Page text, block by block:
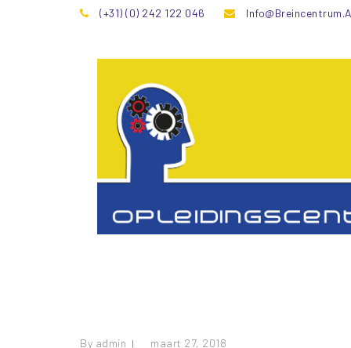
(+31) (0) 242 122 046
By admin maart 27, 2018